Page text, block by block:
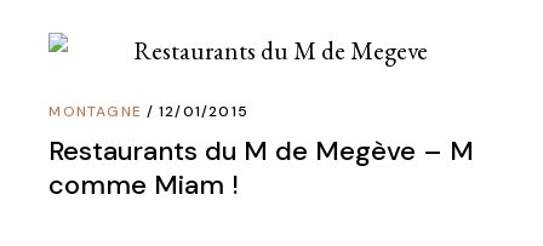
MONTAGNE 12/01/2015
Restaurants du M de Megève – M
comme Miam !